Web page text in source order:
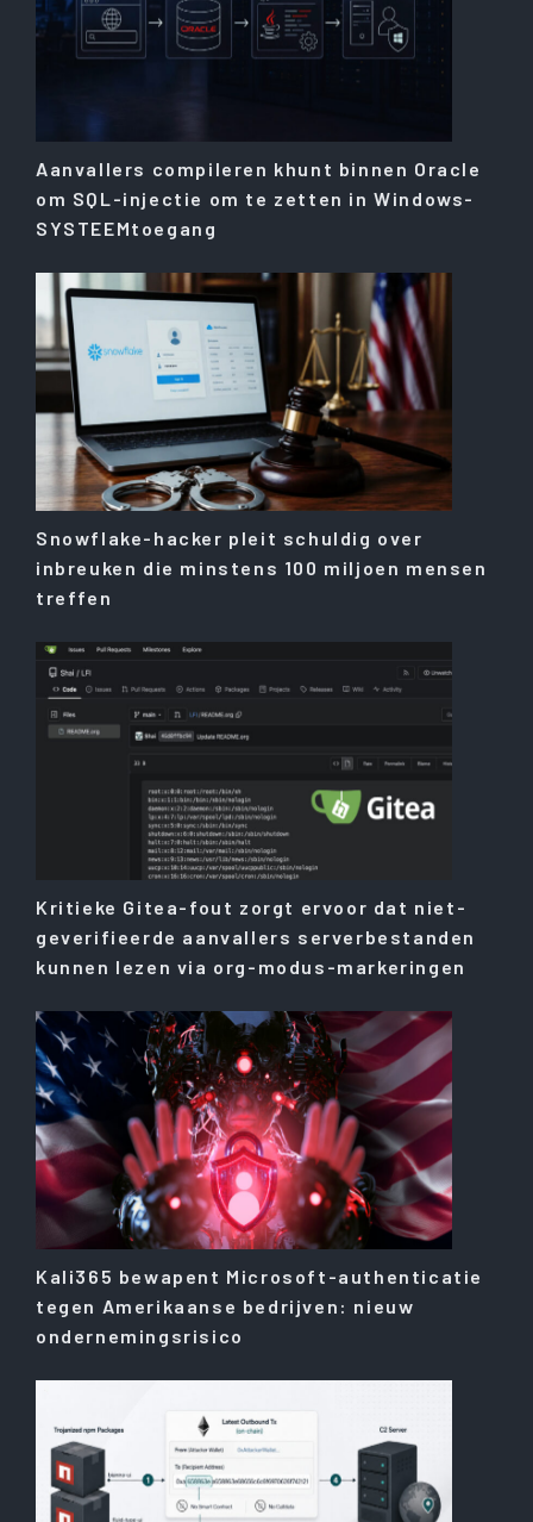
Aanvallers compileren khunt binnen Oracle
om SQL-injectie om te zetten in Windows-
SYSTEEMtoegang
Snowflake-hacker pleit schuldig over
inbreuken die minstens 100 miljoen mensen
treffen
Kritieke Gitea-fout zorgt ervoor dat niet-
geverifieerde aanvallers serverbestanden
kunnen lezen via org-modus-markeringen
Kali365 bewapent Microsoft-authenticatie
tegen Amerikaanse bedrijven: nieuw
ondernemingsrisico